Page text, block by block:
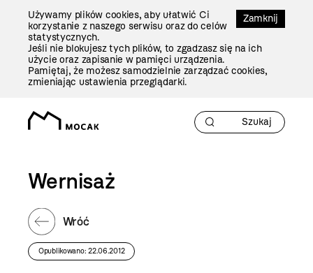
Zamknij
Używamy plików cookies, aby ułatwić Ci
korzystanie z naszego serwisu oraz do celów
statystycznych.
Jeśli nie blokujesz tych plików, to zgadzasz się na ich
użycie oraz zapisanie w pamięci urządzenia.
Pamiętaj, że możesz samodzielnie zarządzać cookies,
zmieniając ustawienia przeglądarki.
Wernisaż
Wróć
Opublikowano: 22.06.2012